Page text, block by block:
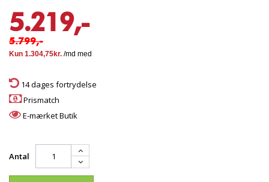
5.219,-
5.799,-
14 dages fortrydelse
Prismatch
E-mærket Butik
Antal